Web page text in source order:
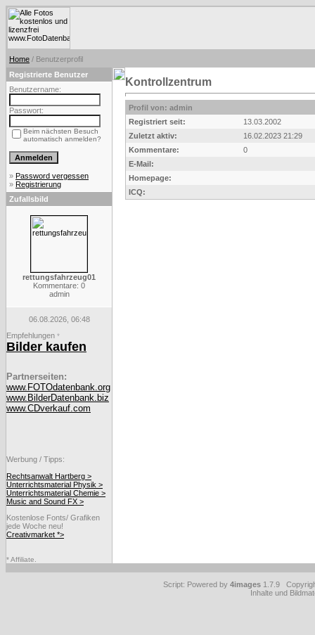
Home / Benutzerprofil
Registrierte Benutzer
Benutzername:
Passwort:
Beim nächsten Besuch
automatisch anmelden?
» Password vergessen
» Registrierung
Zufallsbild
rettungsfahrzeug01
Kommentare: 0
admin
06.08.2026, 06:48
Empfehlungen *
Bilder kaufen
Partnerseiten:
www.FOTOdatenbank.org
www.BilderDatenbank.biz
www.CDverkauf.com
Werbung / Tipps:
Rechtsanwalt Hartberg >
Unterrichtsmaterial Physik >
Unterrichtsmaterial Chemie >
Music and Sound FX >
Kostenlose Fonts/ Grafiken
jede Woche neu!
Creativmarket *>
* Affiliate.
Kontrollzentrum
Profil von: admin
Registriert seit:
13.03.2002
Zuletzt aktiv:
16.02.2023 21:29
Kommentare:
0
E-Mail:
Homepage:
ICQ:
Script: Powered by 4images 1.7.9
Inhalte und